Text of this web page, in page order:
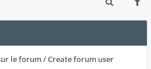
le forum / Create forum user